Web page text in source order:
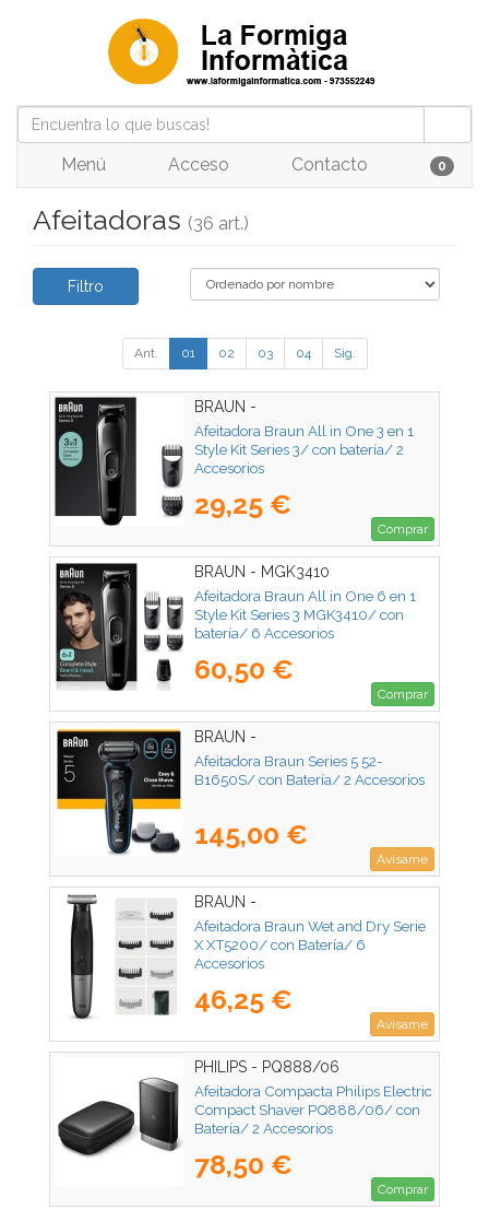
Menú Acceso Contacto 0
Afeitadoras (36 art.)
Filtro
Ant. 01 02 03 04 Sig.
BRAUN -
Afeitadora Braun All in One 3 en 1
Style Kit Series 3/ con batería/ 2
Accesorios
29,25 €
Comprar
BRAUN - MGK3410
Afeitadora Braun All in One 6 en 1
Style Kit Series 3 MGK3410/ con
batería/ 6 Accesorios
60,50 €
Comprar
BRAUN -
Afeitadora Braun Series 5 52-
B1650S/ con Batería/ 2 Accesorios
145,00 €
Avísame
BRAUN -
Afeitadora Braun Wet and Dry Serie
X XT5200/ con Batería/ 6
Accesorios
46,25 €
Avísame
PHILIPS - PQ888/06
Afeitadora Compacta Philips Electric
Compact Shaver PQ888/06/ con
Batería/ 2 Accesorios
78,50 €
Comprar